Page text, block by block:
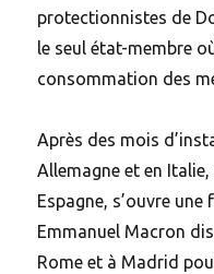
protectionnistes de
le seul état-membre
consommation des
Après des mois
Allemagne et en
Espagne, s’ouvre
Emmanuel Macron
Rome et à Madrid